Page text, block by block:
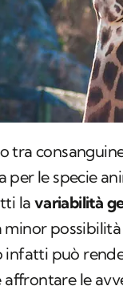
tra
per le specie
la variabilità
infatti può
affrontare le